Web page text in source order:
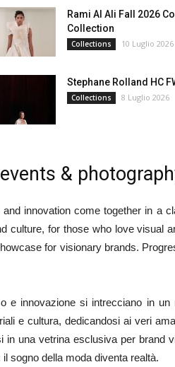
Rami Al Ali Fall 2026
Collection
Collections 10 Luglio 2026
Stephane Rolland HC
Collections 8 Luglio 2026
&
innovation come together in a
culture, for those who love visual
for visionary brands.
e innovazione si intrecciano in
e cultura, dedicandosi ai veri
una vetrina esclusiva per brand
sogno della moda diventa realtà.